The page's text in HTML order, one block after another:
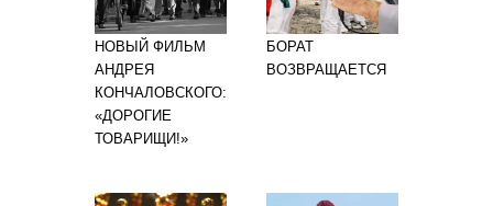
НОВЫЙ ФИЛЬМ
АНДРЕЯ
КОНЧАЛОВСКОГО:
«ДОРОГИЕ
ТОВАРИЩИ!»
БОРАТ
ВОЗВРАЩАЕТСЯ